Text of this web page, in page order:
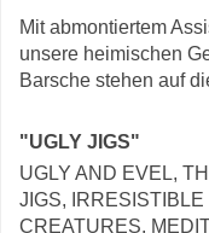
Mit abmontiertem
unsere heimischen
Barsche stehen auf
"UGLY JIGS"
UGLY AND EVEL,
JIGS,
CREATURES.